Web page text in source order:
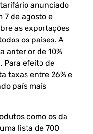
anunciado
7 de agosto e
as exportações
os países. A
anterior de 10%
Para efeito de
taxas entre 26% e
país mais
como os da
lista de 700